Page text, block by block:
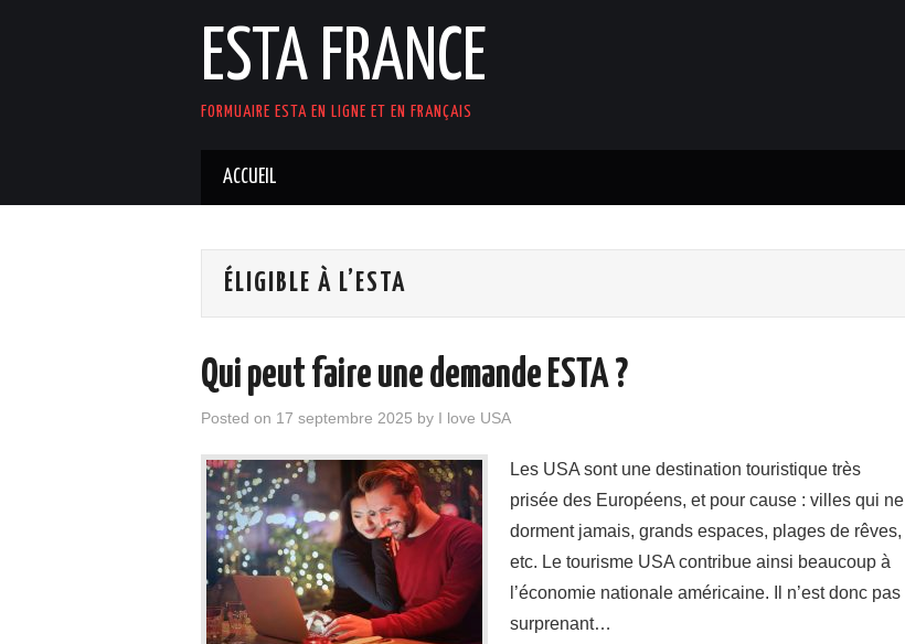
ESTA FRANCE
FORMUAIRE ESTA EN LIGNE ET EN FRANÇAIS
ACCUEIL
ÉLIGIBLE À L’ESTA
Qui peut faire une demande ESTA ?
Posted on 17 septembre 2025 by I love USA
Les USA sont une destination touristique très
prisée des Européens, et pour cause : villes qui ne
dorment jamais, grands espaces, plages de rêves,
etc. Le tourisme USA contribue ainsi beaucoup à
l’économie nationale américaine. Il n’est donc pas
surprenant…